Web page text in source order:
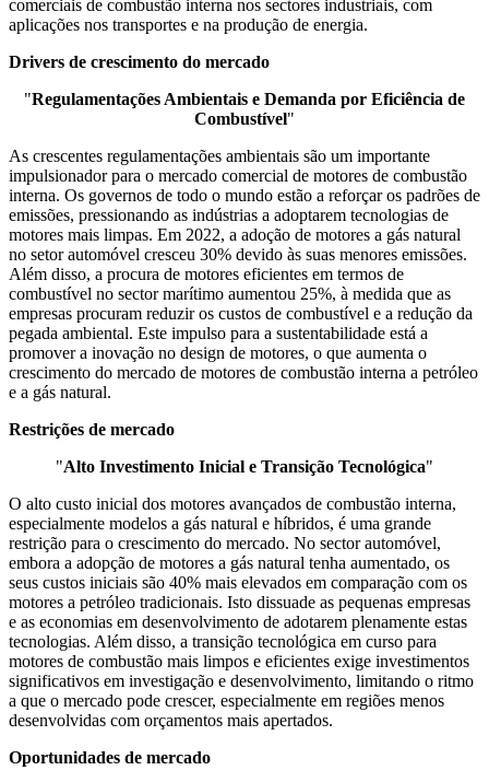
comerciais de combustão interna nos sectores industriais, com
aplicações nos transportes e na produção de energia.
Drivers de crescimento do mercado
"Regulamentações Ambientais e Demanda por Eficiência de
Combustível"
As crescentes regulamentações ambientais são um importante
impulsionador para o mercado comercial de motores de combustão
interna. Os governos de todo o mundo estão a reforçar os padrões de
emissões, pressionando as indústrias a adoptarem tecnologias de
motores mais limpas. Em 2022, a adoção de motores a gás natural
no setor automóvel cresceu 30% devido às suas menores emissões.
Além disso, a procura de motores eficientes em termos de
combustível no sector marítimo aumentou 25%, à medida que as
empresas procuram reduzir os custos de combustível e a redução da
pegada ambiental. Este impulso para a sustentabilidade está a
promover a inovação no design de motores, o que aumenta o
crescimento do mercado de motores de combustão interna a petróleo
e a gás natural.
Restrições de mercado
"Alto Investimento Inicial e Transição Tecnológica"
O alto custo inicial dos motores avançados de combustão interna,
especialmente modelos a gás natural e híbridos, é uma grande
restrição para o crescimento do mercado. No sector automóvel,
embora a adopção de motores a gás natural tenha aumentado, os
seus custos iniciais são 40% mais elevados em comparação com os
motores a petróleo tradicionais. Isto dissuade as pequenas empresas
e as economias em desenvolvimento de adotarem plenamente estas
tecnologias. Além disso, a transição tecnológica em curso para
motores de combustão mais limpos e eficientes exige investimentos
significativos em investigação e desenvolvimento, limitando o ritmo
a que o mercado pode crescer, especialmente em regiões menos
desenvolvidas com orçamentos mais apertados.
Oportunidades de mercado